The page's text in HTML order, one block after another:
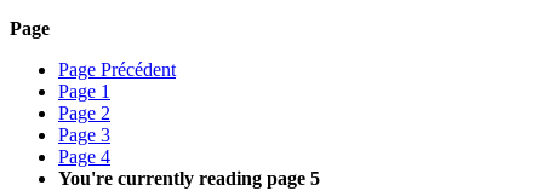
Page
Page Précédent
Page 1
Page 2
Page 3
Page 4
You're currently reading page 5